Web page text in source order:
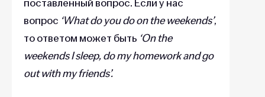
поставленный вопрос. Если у нас
вопрос ‘What do you do on the weekends’,
то ответом может быть ‘On the
weekends I sleep, do my homework and go
out with my friends’.